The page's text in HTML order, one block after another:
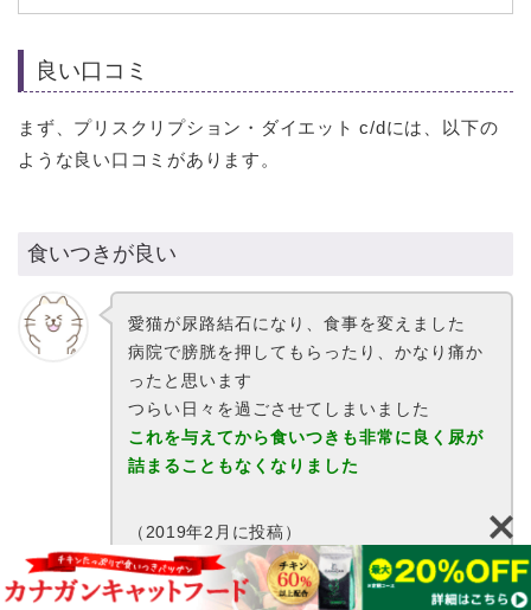
良い口コミ
まず、プリスクリプション・ダイエット c/dには、以下の
ような良い口コミがあります。
食いつきが良い
愛猫が尿路結石になり、食事を変えました
病院で膀胱を押してもらったり、かなり痛か
ったと思います
つらい日々を過ごさせてしまいました
これを与えてから食いつきも非常に良く尿が
詰まることもなくなりました
（2019年2月に投稿）
[出典：Amazon